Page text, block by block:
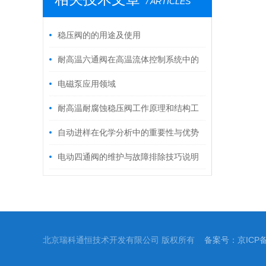
稳压阀的的用途及使用
耐高温六通阀在高温流体控制系统中的
优势有哪些？
电磁泵应用领域
耐高温耐腐蚀稳压阀工作原理和结构工
作特点
自动进样在化学分析中的重要性与优势
概述电动四通阀的维护与故障排除技巧说明
北京瑞科通恒技术开发有限公司 版权所有 备案号：京ICP